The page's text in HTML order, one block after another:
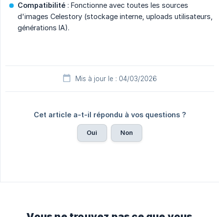
Compatibilité : Fonctionne avec toutes les sources
d'images Celestory (stockage interne, uploads utilisateurs,
générations IA).
Mis à jour le : 04/03/2026
Cet article a-t-il répondu à vos questions ?
Oui Non